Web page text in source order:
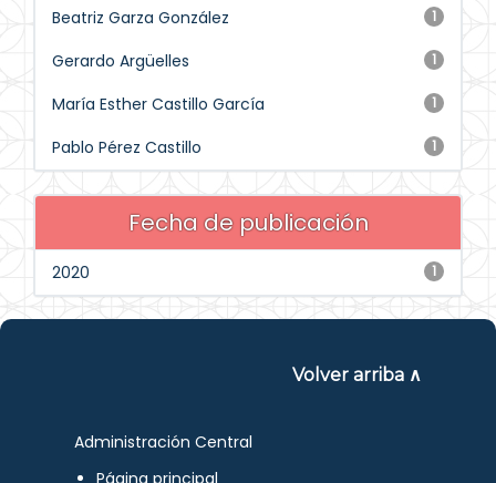
1
Beatriz Garza González
1
Gerardo Argüelles
1
María Esther Castillo García
1
Pablo Pérez Castillo
Fecha de publicación
1
2020
Volver arriba ∧
Administración Central
Página principal